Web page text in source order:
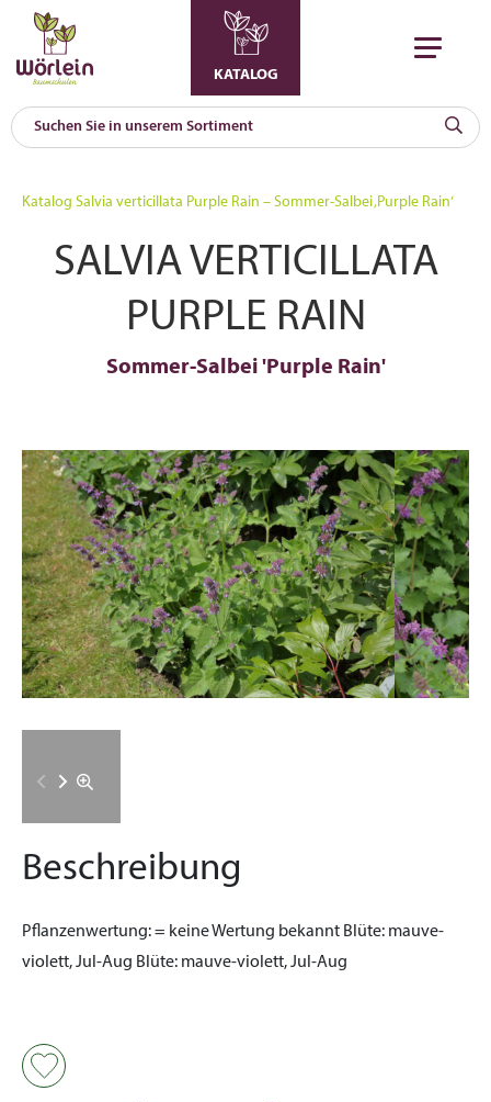
KATALOG
Katalog Salvia verticillata Purple Rain – Sommer-Salbei ‚Purple Rain‘
SALVIA VERTICILLATA
PURPLE RAIN
Sommer-Salbei 'Purple Rain'
Beschreibung
Pflanzenwertung:= keine Wertung bekannt Blüte: mauve-
violett, Jul-Aug Blüte: mauve-violett, Jul-Aug